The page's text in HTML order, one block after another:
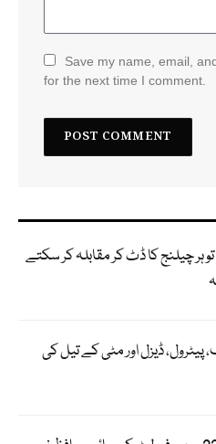
Save my name, email,
for the next time I comment.
ہر چیلنج کا ڈٹ کر مقابلہ کر سکتے
پیٹرول، ڈیزل اور مٹی کے تیل کی